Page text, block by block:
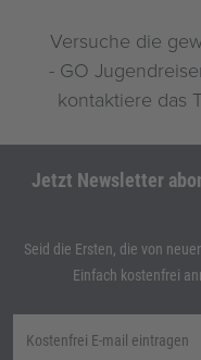
Jetzt Newsletter
Seid die Ersten, die von
Einfach kostenfrei